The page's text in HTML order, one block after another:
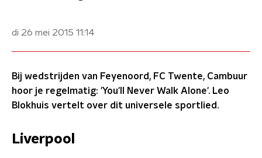
di 26 mei 2015 11:14
Bij wedstrijden van Feyenoord, FC Twente, Cambuur
hoor je regelmatig: 'You'll Never Walk Alone'. Leo
Blokhuis vertelt over dit universele sportlied.
Liverpool